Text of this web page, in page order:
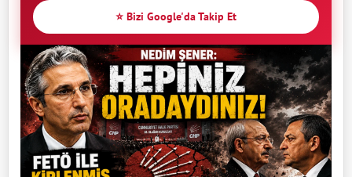
⭐ Bizi Google'da Takip Et